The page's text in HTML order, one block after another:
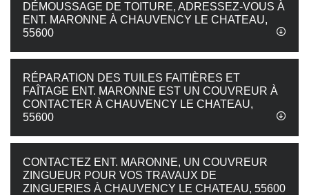
DÉMOUSSAGE DE TOITURE, ADRESSEZ-VOUS À
ENT. MARONNE À CHAUVENCY LE CHATEAU,
55600
RÉPARATION DES TUILES FAITIÈRES ET
FAÎTAGE ENT. MARONNE EST UN COUVREUR À
CONTACTER À CHAUVENCY LE CHATEAU,
55600
CONTACTEZ ENT. MARONNE, UN COUVREUR
ZINGUEUR POUR VOS TRAVAUX DE
ZINGUERIES À CHAUVENCY LE CHATEAU, 55600